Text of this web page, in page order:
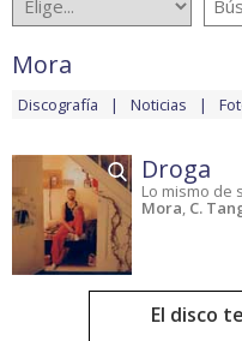
Mora
Discografía Noticias
Droga
Lo mismo de
Mora, C.
El disco